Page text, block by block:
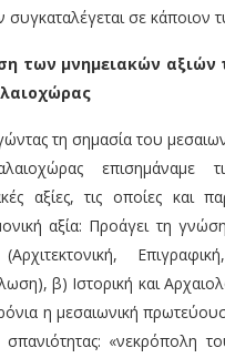
σε κάποιον
των μνημειακών αξιών
τη σημασία του
επισημάναμε
αξίες, τις οποίες και
αξία: Προάγει τη
β) Ιστορική και
η μεσαιωνική
«νεκρόπολη